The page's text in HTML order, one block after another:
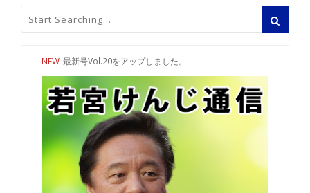
NEW 最新号Vol.20をアップしました。